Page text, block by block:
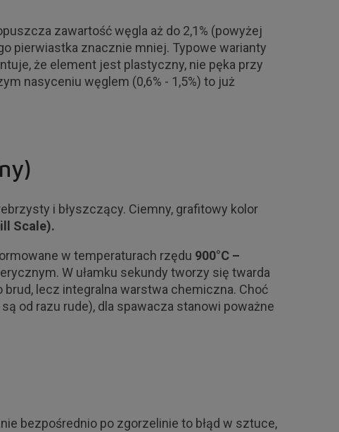
zawartość węgla aż do 2,1% (powyżej
pierwiastka znacznie mniej. Typowe warianty
że element jest plastyczny, nie pęka przy
nasyceniu węglem (0,6% - 1,5%) to już
i błyszczący. Ciemny, grafitowy kolor
Scale).
w temperaturach rzędu 900°C –
W ułamku sekundy tworzy się twarda
lecz integralna warstwa chemiczna. Choć
od razu rude), dla spawacza stanowi poważne
bezpośrednio po zgorzelinie to błąd w sztuce,